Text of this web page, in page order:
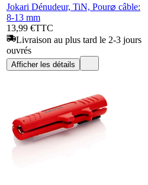
Jokari Dénudeur, TiN, Pour⌀ câble:
8-13 mm
13,99 €TTC
Livraison au plus tard le 2-3 jours
ouvrés
Afficher les détails